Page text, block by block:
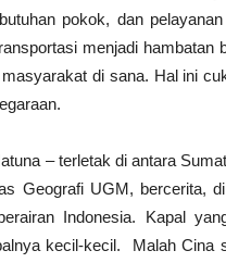
pokok, dan
menjadi
di sana. Hal ini
– terletak di antara
Geografi UGM, bercerita,
Indonesia. Kapal
kecil-kecil. Malah Cina